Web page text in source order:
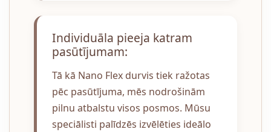
Individuāla pieeja katram
pasūtījumam:
Tā kā Nano Flex durvis tiek ražotas
pēc pasūtījuma, mēs nodrošinām
pilnu atbalstu visos posmos. Mūsu
speciālisti palīdzēs izvēlēties ideālo